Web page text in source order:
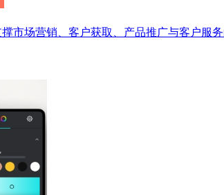
市场营销、客户获取、产品推广与客户服